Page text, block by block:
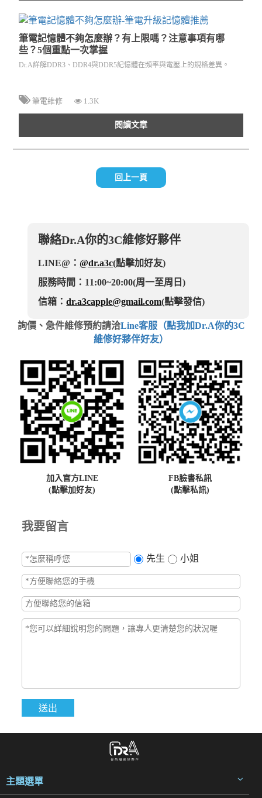
筆電記憶體不夠怎麼辦？有上限嗎？注意事項有哪
些？5個重點一次掌握
Dr.A詳解DDR3、DDR4與DDR5記憶體在頻率與電壓上的規格差異。
筆電維修 1.3K
閱讀文章
回上一頁
聯絡Dr.A你的3C維修好夥伴
LINE@：@dr.a3c(點擊加好友)
服務時間：11:00~20:00(周一至周日)
信箱：dr.a3capple@gmail.com(點擊發信)
詢價、急件維修預約請洽Line客服（點我加Dr.A你的3C
維修好夥伴好友）
加入官方LINE
(點擊加好友)
FB臉書私訊
(點擊私訊)
我要留言
先生 小姐
主題選單